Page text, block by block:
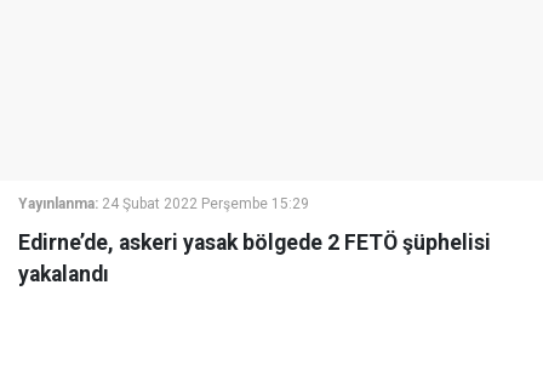
Yayınlanma: 24 Şubat 2022 Perşembe 15:29
Edirne’de, askeri yasak bölgede 2 FETÖ şüphelisi
yakalandı